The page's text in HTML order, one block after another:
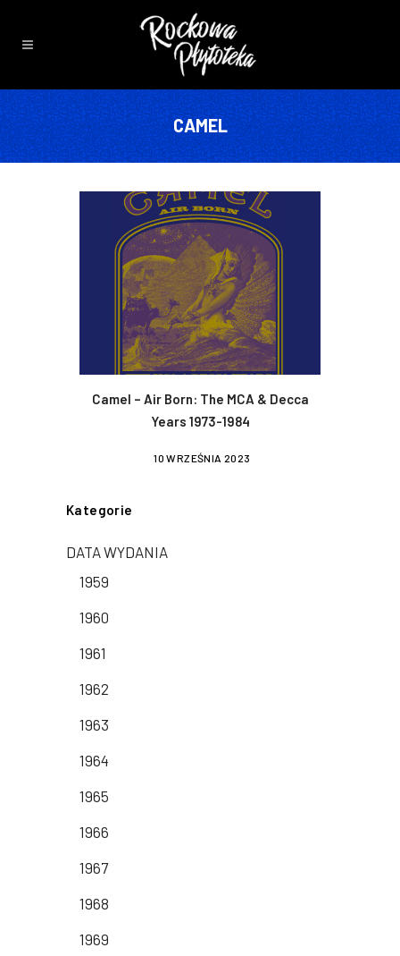
CAMEL
Camel – Air Born: The MCA & Decca
Years 1973-1984
10 WRZEŚNIA 2023
Kategorie
DATA WYDANIA
1959
1960
1961
1962
1963
1964
1965
1966
1967
1968
1969